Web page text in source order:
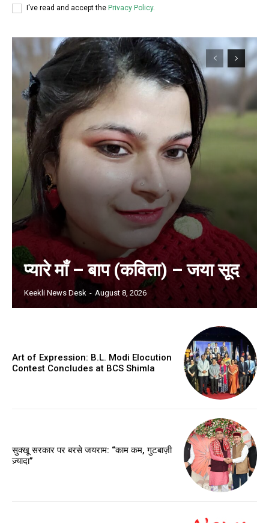
I've read and accept the Privacy Policy.
प्यारे माँ – बाप (कविता) – जया सूद
Keekli News Desk - August 8, 2026
Art of Expression: B.L. Modi Elocution
Contest Concludes at BCS Shimla
सुक्खू सरकार पर बरसे जयराम: “काम कम, गुटबाज़ी
ज़्यादा”